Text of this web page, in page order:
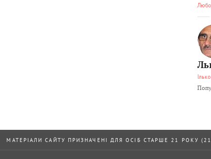
МАТЕРІАЛИ САЙТУ ПРИЗНАЧЕНІ ДЛЯ ОСІБ СТАРШЕ 21 РОКУ